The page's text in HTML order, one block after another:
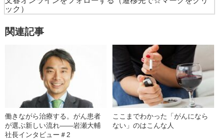
ック）
関連記事
働きながら治療する。がん患者
が選ぶ新しい流れ――岩瀬大輔
社長インタビュー＃2
ここまでわかった「がんになら
ない」のはこんな人